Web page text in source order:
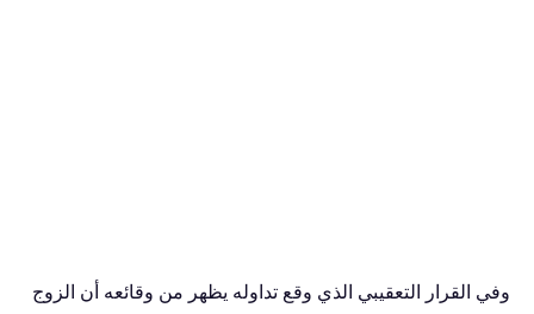
وفي القرار التعقيبي الذي وقع تداوله يظهر من وقائعه أن الزوج